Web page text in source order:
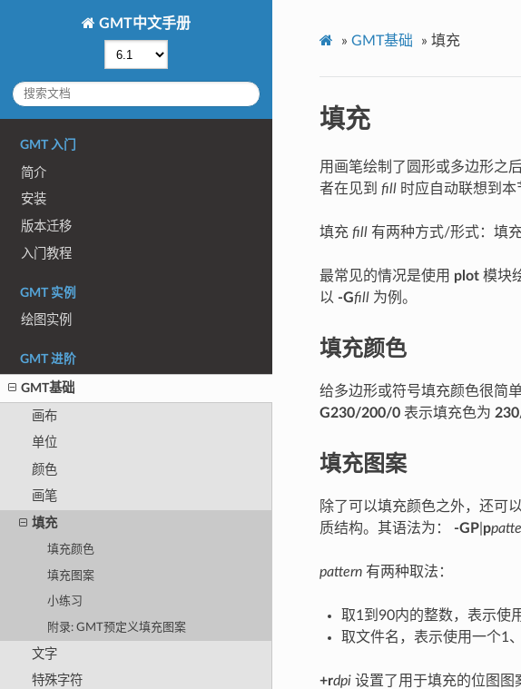
GMT中文手册
GMT 入门
简介
安装
版本迁移
入门教程
GMT 实例
绘图实例
GMT 进阶
GMT基础
画布
单位
颜色
画笔
填充
填充颜色
填充图案
小练习
附录: GMT预定义填充图案
文字
特殊字符
» GMT基础 » 填充
填充
用画笔绘制了圆形或多边形之
者在见到 fill时应自动联想到本
填充 fill有两种方式/形式：填充
最常见的情况是使用 plot模块
以 -Gfill为例。
填充颜色
给多边形或符号填充颜色很简
G230/200/0表示填充色为
填充图案
除了可以填充颜色之外，还可
质结构。其语法为： -GP| p
pattern有两种取法：
取1到90内的整数，表示使
取文件名，表示使用一个1
+rdpi设置了用于填充的位图图